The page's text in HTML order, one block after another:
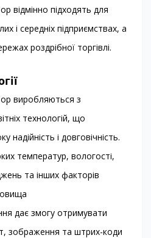
відмінно підходять для
і середніх підприємствах, а
роздрібної торгівлі.
виробляються з
технологій, що
надійність і довговічність.
температур, вологості,
та інших факторів
дає змогу отримувати
зображення та штрих-коди